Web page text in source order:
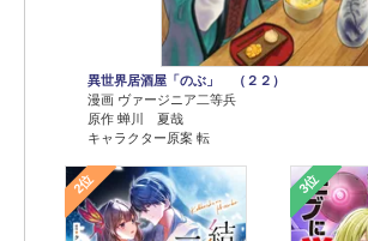
異世界居酒屋「のぶ」 （２２）
漫画 ヴァージニア二等兵
原作 蝉川 夏哉
キャラクター原案 転
2位 3位